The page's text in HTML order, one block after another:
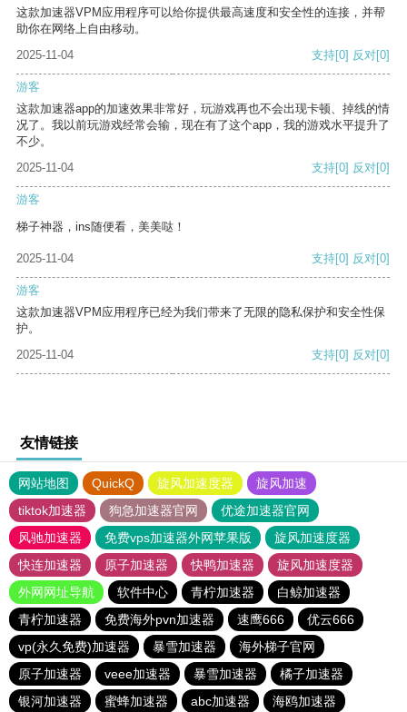
这款加速器VPM应用程序可以给你提供最高速度和安全性的连接，并帮
助你在网络上自由移动。
2025-11-04
支持[0] 反对[0]
游客
这款加速器app的加速效果非常好，玩游戏再也不会出现卡顿、掉线的情
况了。我以前玩游戏经常会输，现在有了这个app，我的游戏水平提升了
不少。
2025-11-04
支持[0] 反对[0]
游客
梯子神器，ins随便看，美美哒！
2025-11-04 支持[0] 反对[0]
游客
这款加速器VPM应用程序已经为我们带来了无限的隐私保护和安全性保
护。
2025-11-04
支持[0] 反对[0]
友情链接
网站地图 QuickQ 旋风加速度器
旋风加速
tiktok加速器
狗急加速器官网
优途加速器官网
风驰加速器
免费vps加速器外网苹果版
旋风加速度器
快连加速器
原子加速器 快鸭加速器
旋风加速度器
外网网址导航
软件中心 青柠加速器
白鲸加速器
青柠加速器
免费海外pvn加速器 速鹰666
优云666
vp(永久免费)加速器
暴雪加速器
海外梯子官网
原子加速器
veee加速器 暴雪加速器
橘子加速器
银河加速器
蜜蜂加速器 abc加速器 海鸥加速器